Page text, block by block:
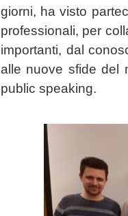
giorni, ha visto
professionali, per
importanti, dal
alle nuove sfide del
public speaking.